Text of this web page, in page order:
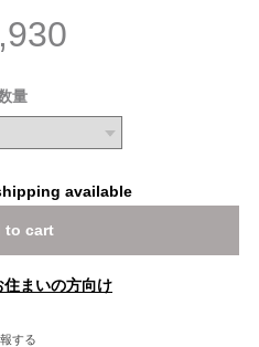
量
available
to cart
住まいの方向け
する